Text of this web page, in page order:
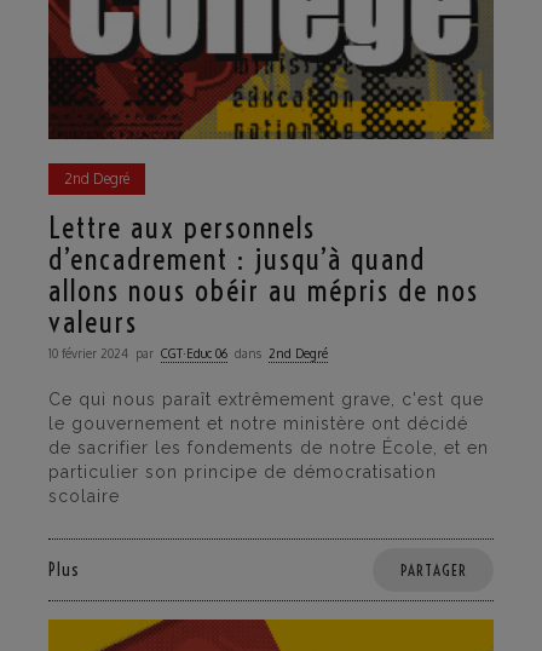
2nd Degré
Lettre aux personnels
d’encadrement : jusqu’à quand
allons nous obéir au mépris de nos
valeurs
10 février 2024 par CGT·Educ 06 dans 2nd Degré
Ce qui nous paraît extrêmement grave, c'est que
le gouvernement et notre ministère ont décidé
de sacrifier les fondements de notre École, et en
particulier son principe de démocratisation
scolaire
Plus PARTAGER